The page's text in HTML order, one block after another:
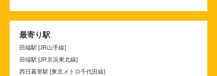
最寄り駅
田端駅 [JR山手線]
田端駅 [JR京浜東北線]
西日暮里駅 [東京メトロ千代田線]